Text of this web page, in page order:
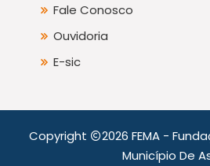
Fale Conosco
Ouvidoria
E-sic
Copyright
2026 FEMA -
Município De